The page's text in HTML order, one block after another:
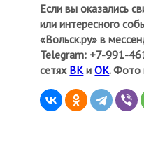
Если вы оказались
или интересного
«Вольск.ру» в
Telegram: +7-991-
сетях ВК иОК. Фото